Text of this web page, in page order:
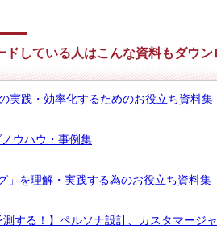
ドしている人はこんな資料もダウ
実践・効率化するためのお役立ち資料集
ウハウ・事例集
」を理解・実践する為のお役立ち資料集
測する！】ペルソナ設計、カスタマージ